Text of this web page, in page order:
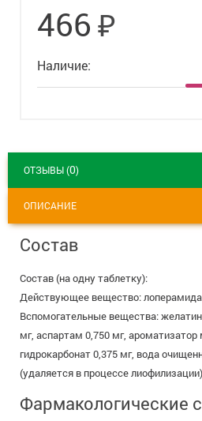
Витамины и БАД
466₽
Наличие:
ОТЗЫВЫ (0)
ОПИСАНИЕ
Состав
Состав (на одну таблетку):
Действующее вещество: лоперамида
Вспомогательные вещества:
мг, аспартам 0,750 мг,
гидрокарбонат 0,375 мг, вода
(удаляется в процессе
Фармакологические